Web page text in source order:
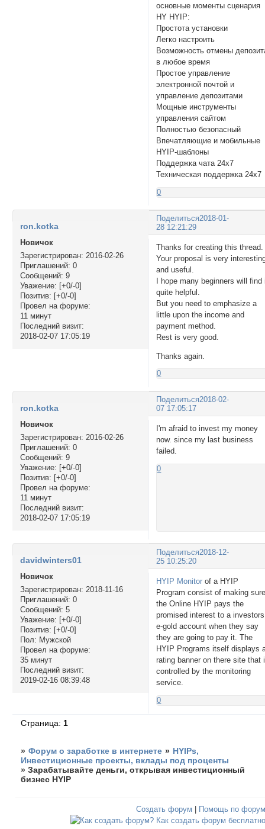
основные моменты сценария
HY HYIP:
Простота установки
Легко настроить
Возможность отмены
в любое время
Простое управление
электронной почтой и
управление депозитами
Мощные инструменты
управления сайтом
Полностью безопасный
Впечатляющие и мобильные
HYIP-шаблоны
Поддержка чата 24x7
Техническая поддержка 24x7
0
Поделиться2018-01-
28 12:21:29
ron.kotka
Новичок
Зарегистрирован: 2016-02-26
Приглашений: 0
Сообщений: 9
Уважение: [+0/-0]
Позитив: [+0/-0]
Провел на форуме:
11 минут
Последний визит:
2018-02-07 17:05:19
Thanks for creating this thread.
Your proposal is very
and useful.
I hope many beginners will find
quite helpful.
But you need to emphasize a
little upon the income and
payment method.
Rest is very good.
Thanks again.
0
Поделиться2018-02-
07 17:05:17
ron.kotka
Новичок
Зарегистрирован: 2016-02-26
Приглашений: 0
Сообщений: 9
Уважение: [+0/-0]
Позитив: [+0/-0]
Провел на форуме:
11 минут
Последний визит:
2018-02-07 17:05:19
I'm afraid to invest my money
now. since my last business
failed.
0
Поделиться2018-12-
25 10:25:20
davidwinters01
Новичок
Зарегистрирован: 2018-11-16
Приглашений: 0
Сообщений: 5
Уважение: [+0/-0]
Позитив: [+0/-0]
Пол: Мужской
Провел на форуме:
35 минут
Последний визит:
2019-02-16 08:39:48
HYIP Monitor of a HYIP
Program consist of making
the Online HYIP pays the
promised interest to a investors
e-gold account when they say
they are going to pay it. The
HYIP Programs itself displays
rating banner on there site that
controlled by the monitoring
service.
0
Страница: 1
» Форум о заработке в интернете » HYIPs,
Инвестиционные проекты, вклады под проценты
»Зарабатывайте деньги, открывая инвестиционный
бизнес HYIP
Создать форум Помощь по